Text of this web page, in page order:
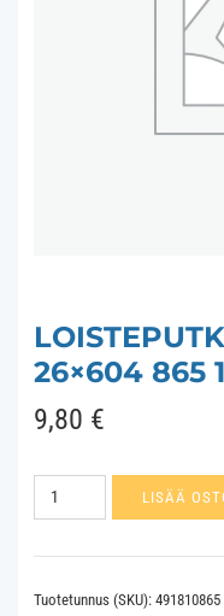
26×604 865
9,80 €
Loisteputki
FL
G13
LISÄÄ
Tuotetunnus (SKU): 491810865